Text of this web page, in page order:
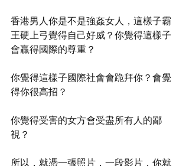
香港男人你是不是強姦女人，這樣子霸
王硬上弓覺得自己好威？你覺得這樣子
會贏得國際的尊重？
你覺得這樣子國際社會會跪拜你？會覺
得你很高招？
你覺得受害的女方會受盡所有人的鄙
視？
所以，就憑一張照片，一段影片，你就